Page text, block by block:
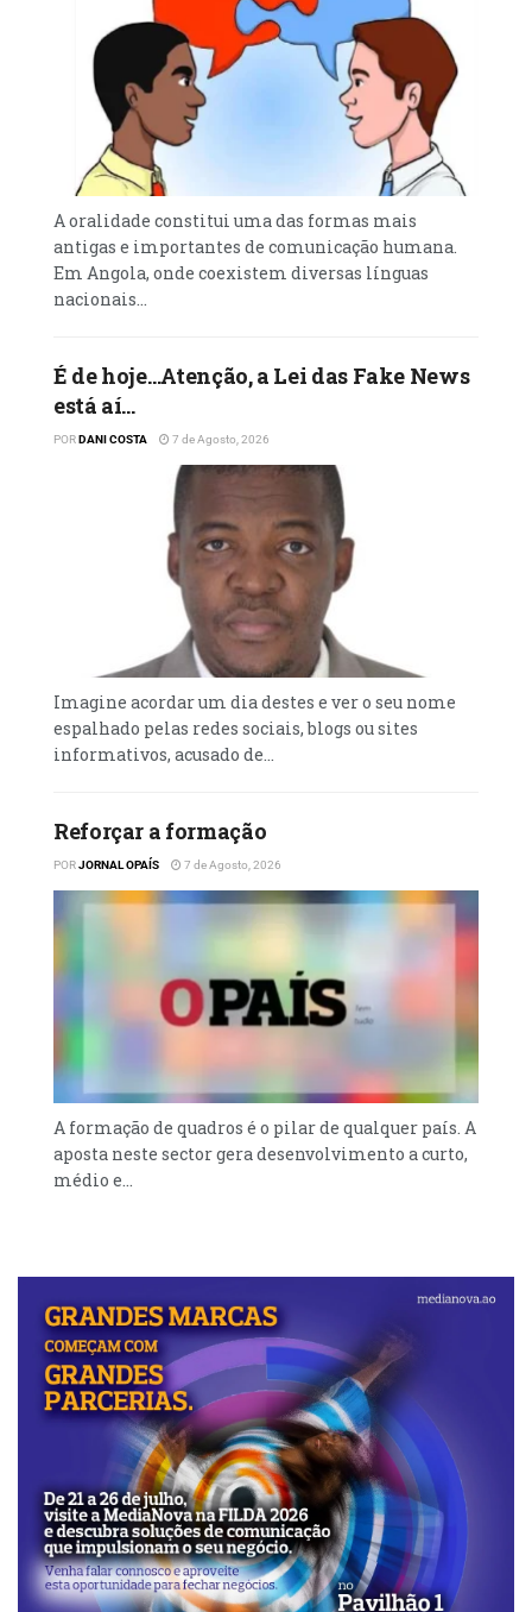
A oralidade constitui uma das formas mais
antigas e importantes de comunicação humana.
Em Angola, onde coexistem diversas línguas
nacionais...
É de hoje…Atenção, a Lei das Fake News
está aí…
PORDANI COSTA 7 de Agosto, 2026
Imagine acordar um dia destes e ver o seu nome
espalhado pelas redes sociais, blogs ou sites
informativos, acusado de...
Reforçar a formação
PORJORNAL OPAÍS 7 de Agosto, 2026
A formação de quadros é o pilar de qualquer país. A
aposta neste sector gera desenvolvimento a curto,
médio e...